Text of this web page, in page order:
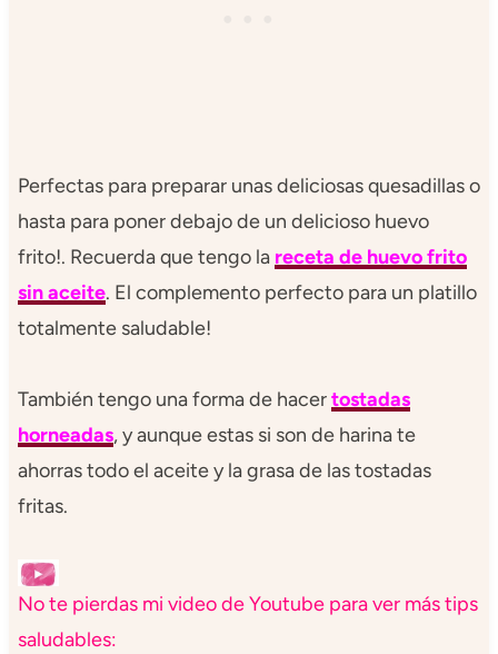
Perfectas para preparar unas deliciosas quesadillas o
hasta para poner debajo de un delicioso huevo
frito!. Recuerda que tengo la receta de huevo frito
sin aceite. El complemento perfecto para un platillo
totalmente saludable!
También tengo una forma de hacertostadas
horneadas, y aunque estas si son de harina te
ahorras todo el aceite y la grasa de las tostadas
fritas.
No te pierdas mi video de Youtube para ver más tips
saludables: